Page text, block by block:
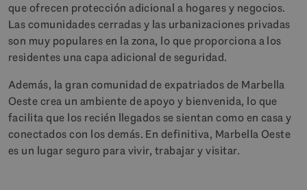
que ofrecen protección adicional a hogares y negocios.
Las comunidades cerradas y las urbanizaciones privadas
son muy populares en la zona, lo que proporciona a los
residentes una capa adicional de seguridad.
Además, la gran comunidad de expatriados de Marbella
Oeste crea un ambiente de apoyo y bienvenida, lo que
facilita que los recién llegados se sientan como en casa y
conectados con los demás. En definitiva, Marbella Oeste
es un lugar seguro para vivir, trabajar y visitar.